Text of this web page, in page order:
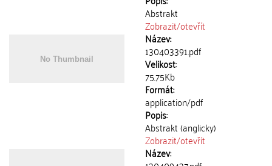
Abstrakt
Zobrazit/otevřít
Název:
130403391.pdf
Velikost:
75.75Kb
Formát:
application/pdf
Popis:
Abstrakt (anglicky)
Zobrazit/otevřít
Název: